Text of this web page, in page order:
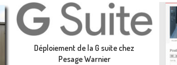
Déploiement de la G suite chez
Pesage Warnier